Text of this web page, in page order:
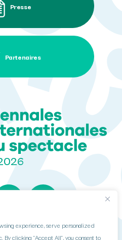
experience, serve personalized
By clicking "Accept All", you consent to
Presse
Partenaires